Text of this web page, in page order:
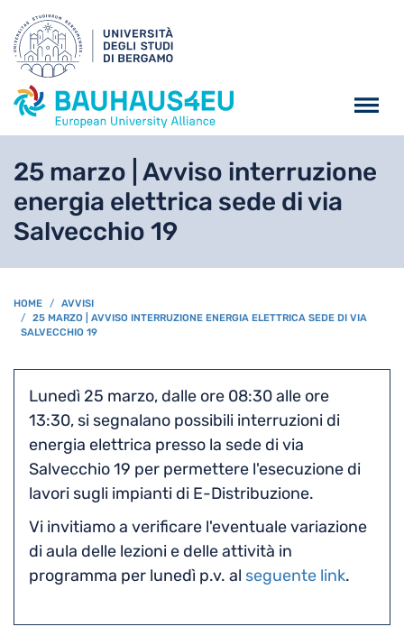
25 marzo | Avviso interruzione
energia elettrica sede di via
Salvecchio 19
BREADCRUMB
HOME
AVVISI
25 MARZO | AVVISO INTERRUZIONE ENERGIA ELETTRICA SEDE DI VIA
SALVECCHIO 19
Lunedì 25 marzo, dalle ore 08:30 alle ore
13:30, si segnalano possibili interruzioni di
energia elettrica presso la sede di via
Salvecchio 19 per permettere l'esecuzione di
lavori sugli impianti di E-Distribuzione.
Vi invitiamo a verificare l'eventuale variazione
di aula delle lezioni e delle attività in
programma per lunedì p.v. al seguente link.